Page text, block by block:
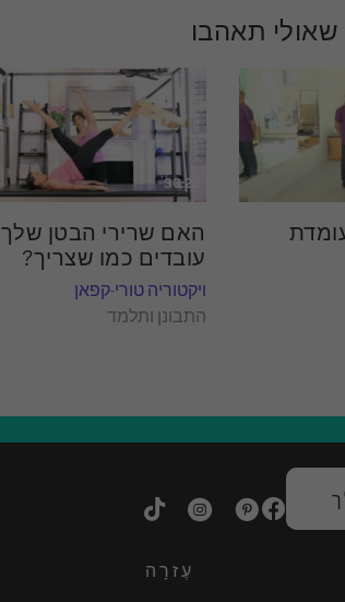
שאולי תאהבו
36:22
האם שרירי הבטן שלך
עובדים כמו שצריך?
ויקטוריה טורי-קפאן
התבונן ותלמד
עֶזרָה